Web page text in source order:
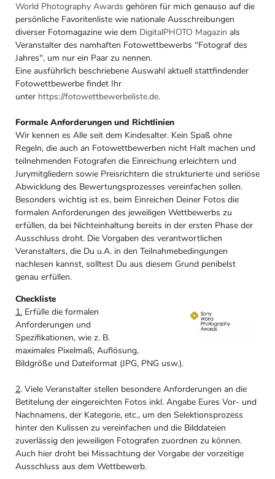
World Photography Awards gehören für mich genauso auf die
persönliche Favoritenliste wie nationale Ausschreibungen
diverser Fotomagazine wie dem DigitalPHOTO Magazin als
Veranstalter des namhaften Fotowettbewerbs "Fotograf des
Jahres", um nur ein Paar zu nennen.
Eine ausführlich beschriebene Auswahl aktuell stattfindender
Fotowettbewerbe findet Ihr
unter https://fotowettbewerbeliste.de.
Formale Anforderungen und Richtlinien
Wir kennen es Alle seit dem Kindesalter. Kein Spaß ohne
Regeln, die auch an Fotowettbewerben nicht Halt machen und
teilnehmenden Fotografen die Einreichung erleichtern und
Jurymitgliedern sowie Preisrichtern die strukturierte und seriöse
Abwicklung des Bewertungsprozesses vereinfachen sollen.
Besonders wichtig ist es, beim Einreichen Deiner Fotos die
formalen Anforderungen des jeweiligen Wettbewerbs zu
erfüllen, da bei Nichteinhaltung bereits in der ersten Phase der
Ausschluss droht. Die Vorgaben des verantwortlichen
Veranstalters, die Du u.A. in den Teilnahmebedingungen
nachlesen kannst, solltest Du aus diesem Grund penibelst
genau erfüllen.
Checkliste
1. Erfülle die formalen
Anforderungen und
Spezifikationen, wie z. B.
maximales Pixelmaß, Auflösung,
Bildgröße und Dateiformat (JPG, PNG usw.).
2. Viele Veranstalter stellen besondere Anforderungen an die
Betitelung der eingereichten Fotos inkl. Angabe Eures Vor- und
Nachnamens, der Kategorie, etc., um den Selektionsprozess
hinter den Kulissen zu vereinfachen und die Bilddateien
zuverlässig den jeweiligen Fotografen zuordnen zu können.
Auch hier droht bei Missachtung der Vorgabe der vorzeitige
Ausschluss aus dem Wettbewerb.